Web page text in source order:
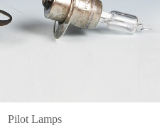
Pilot Lamps